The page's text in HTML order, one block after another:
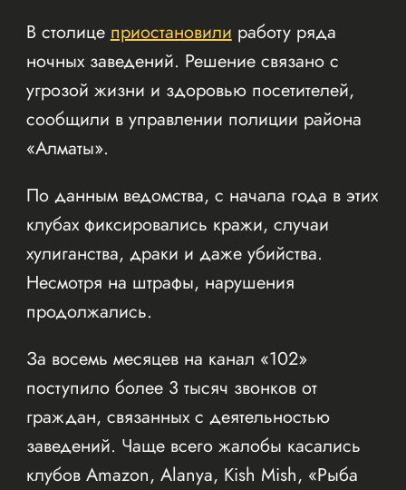
В столицеприостановилиработу ряда
ночных заведений. Решение связано с
угрозой жизни и здоровью посетителей,
сообщили в управлении полиции района
«Алматы».
По данным ведомства, с начала года в этих
клубах фиксировались кражи, случаи
хулиганства, драки и даже убийства.
Несмотря на штрафы, нарушения
продолжались.
За восемь месяцев на канал «102»
поступило более 3 тысяч звонков от
граждан, связанных с деятельностью
заведений. Чаще всего жалобы касались
клубов Amazon, Alanya, Kish Mish, «Рыба